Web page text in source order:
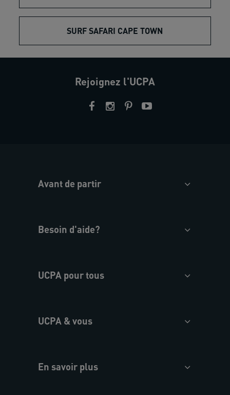
SURF SAFARI CAPE TOWN
Rejoignez l'UCPA
Avant de partir
Besoin d'aide?
UCPA pour tous
UCPA & vous
En savoir plus